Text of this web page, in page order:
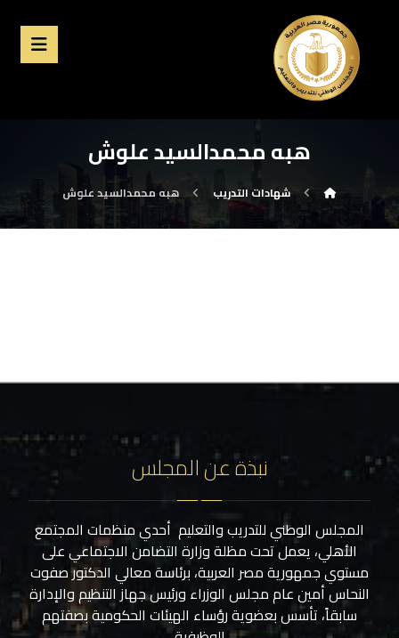
هبه محمدالسيد علوش
شهادات التدريب هبه محمدالسيد علوش
نبذة عن المجلس
المجلس الوطني للتدريب والتعليم أحدي منظمات المجتمع
الأهلي، يعمل تحت مظلة وزارة التضامن الاجتماعي على
مستوي جمهورية مصر العربية، برئاسة معالي الدكتور صفوت
النحاس أمين عام مجلس الوزراء ورئيس جهاز التنظيم والإدارة
سابقاً، تأسس بعضوية رؤساء الهيئات الحكومية بصفتهم